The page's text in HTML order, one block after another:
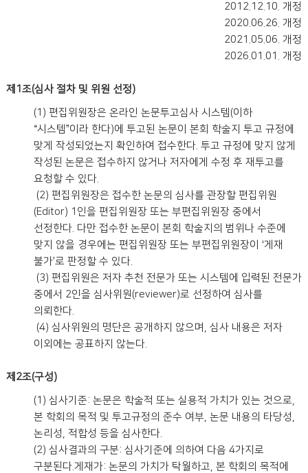
2012.12.10. 개정
2020.06.26. 개정
2021.05.06. 개정
2026.01.01. 개정
제1조(심사 절차 및 위원 선정)
(1) 편집위원장은 온라인 논문투고심사 시스템(이하
“시스템”이라 한다)에 투고된 논문이 본회 학술지 투고 규정에
맞게 작성되었는지 확인하여 접수한다. 투고 규정에 맞지 않게
작성된 논문은 접수하지 않거나 저자에게 수정 후 재투고를
요청할 수 있다.
(2) 편집위원장은 접수한 논문의 심사를 관장할 편집위원
(Editor) 1인을 편집위원장 또는 부편집위원장 중에서
선정한다. 다만 접수한 논문이 본회 학술지의 범위나 수준에
맞지 않을 경우에는 편집위원장 또는 부편집위원장이 ‘게재
불가’로 판정할 수 있다.
(3) 편집위원은 저자 추천 전문가 또는 시스템에 입력된 전문가
중에서 2인을 심사위원(reviewer)로 선정하여 심사를
의뢰한다.
(4) 심사위원의 명단은 공개하지 않으며, 심사 내용은 저자
이외에는 공표하지 않는다.
제2조(구성)
(1) 심사기준: 논문은 학술적 또는 실용적 가치가 있는 것으로,
본 학회의 목적 및 투고규정의 준수 여부, 논문 내용의 타당성,
논리성, 적합성 등을 심사한다.
(2) 심사결과의 구분: 심사기준에 의하여 다음 4가지로
구분된다.게재가: 논문의 가치가 탁월하고, 본 학회의 목적에